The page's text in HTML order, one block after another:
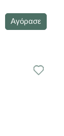
Αγόρασε